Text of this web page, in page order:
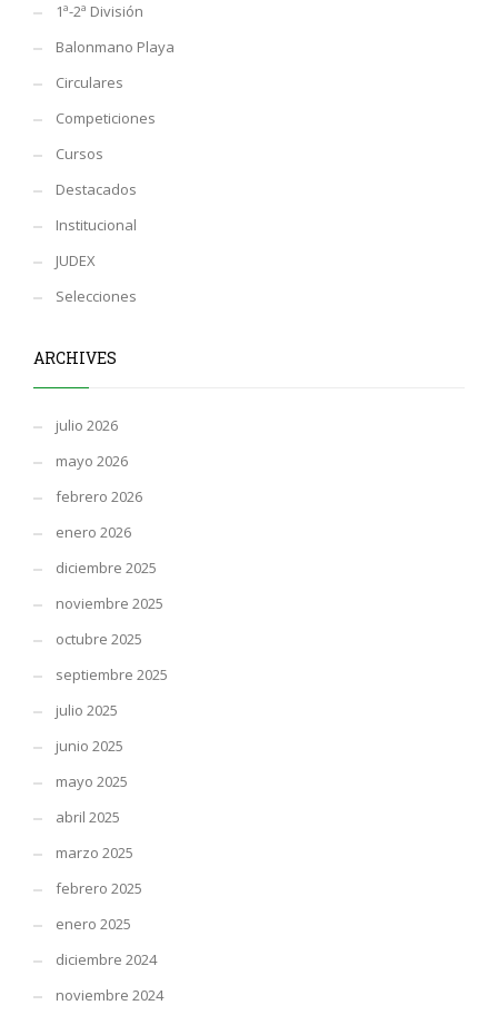
1ª-2ª División
Balonmano Playa
Circulares
Competiciones
Cursos
Destacados
Institucional
JUDEX
Selecciones
ARCHIVES
julio 2026
mayo 2026
febrero 2026
enero 2026
diciembre 2025
noviembre 2025
octubre 2025
septiembre 2025
julio 2025
junio 2025
mayo 2025
abril 2025
marzo 2025
febrero 2025
enero 2025
diciembre 2024
noviembre 2024